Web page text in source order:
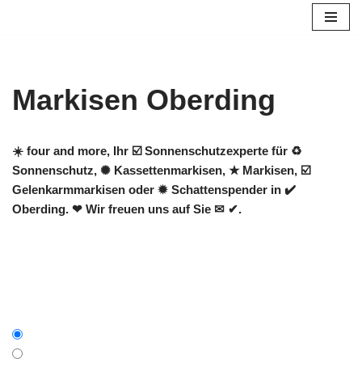
Markisen Oberding
☀️ four and more, Ihr ☑️ Sonnenschutzexperte für ♻
Sonnenschutz, ✺ Kassettenmarkisen, ★ Markisen, ☑️
Gelenkarmmarkisen oder ✹ Schattenspender in ✔️
Oberding. ❤ Wir freuen uns auf Sie ✉ ✔.